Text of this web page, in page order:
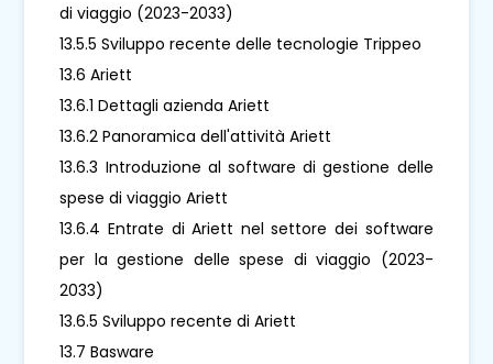
di viaggio (2023-2033)
13.5.5 Sviluppo recente delle tecnologie Trippeo
13.6 Ariett
13.6.1 Dettagli azienda Ariett
13.6.2 Panoramica dell'attività Ariett
13.6.3 Introduzione al software di gestione delle
spese di viaggio Ariett
13.6.4 Entrate di Ariett nel settore dei software
per la gestione delle spese di viaggio (2023-
2033)
13.6.5 Sviluppo recente di Ariett
13.7 Basware